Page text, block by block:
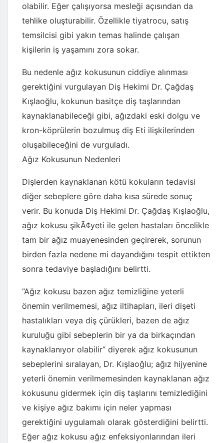
olabilir. Eğer çalışıyorsa mesleği açısından da
tehlike oluşturabilir. Özellikle tiyatrocu, satış
temsilcisi gibi yakın temas halinde çalışan
kişilerin iş yaşamını zora sokar.
Bu nedenle ağız kokusunun ciddiye alınması
gerektiğini vurgulayan Diş Hekimi Dr. Çağdaş
Kışlaoğlu, kokunun basitçe diş taşlarından
kaynaklanabileceği gibi, ağızdaki eski dolgu ve
kron-köprülerin bozulmuş diş Eti ilişkilerinden
oluşabileceğini de vurguladı.
Ağız Kokusunun Nedenleri
Dişlerden kaynaklanan kötü kokuların tedavisi
diğer sebeplere göre daha kısa sürede sonuç
verir. Bu konuda Diş Hekimi Dr. Çağdaş Kışlaoğlu,
ağız kokusu şikÃ¢yeti ile gelen hastaları öncelikle
tam bir ağız muayenesinden geçirerek, sorunun
birden fazla nedene mi dayandığını tespit ettikten
sonra tedaviye başladığını belirtti.
“Ağız kokusu bazen ağız temizliğine yeterli
önemin verilmemesi, ağız iltihapları, ileri dişeti
hastalıkları veya diş çürükleri, bazen de ağız
kuruluğu gibi sebeplerin bir ya da birkaçından
kaynaklanıyor olabilir” diyerek ağız kokusunun
sebeplerini sıralayan, Dr. Kışlaoğlu; ağız hijyenine
yeterli önemin verilmemesinden kaynaklanan ağız
kokusunu gidermek için diş taşlarını temizlediğini
ve kişiye ağız bakımı için neler yapması
gerektiğini uygulamalı olarak gösterdiğini belirtti.
Eğer ağız kokusu ağız enfeksiyonlarından ileri